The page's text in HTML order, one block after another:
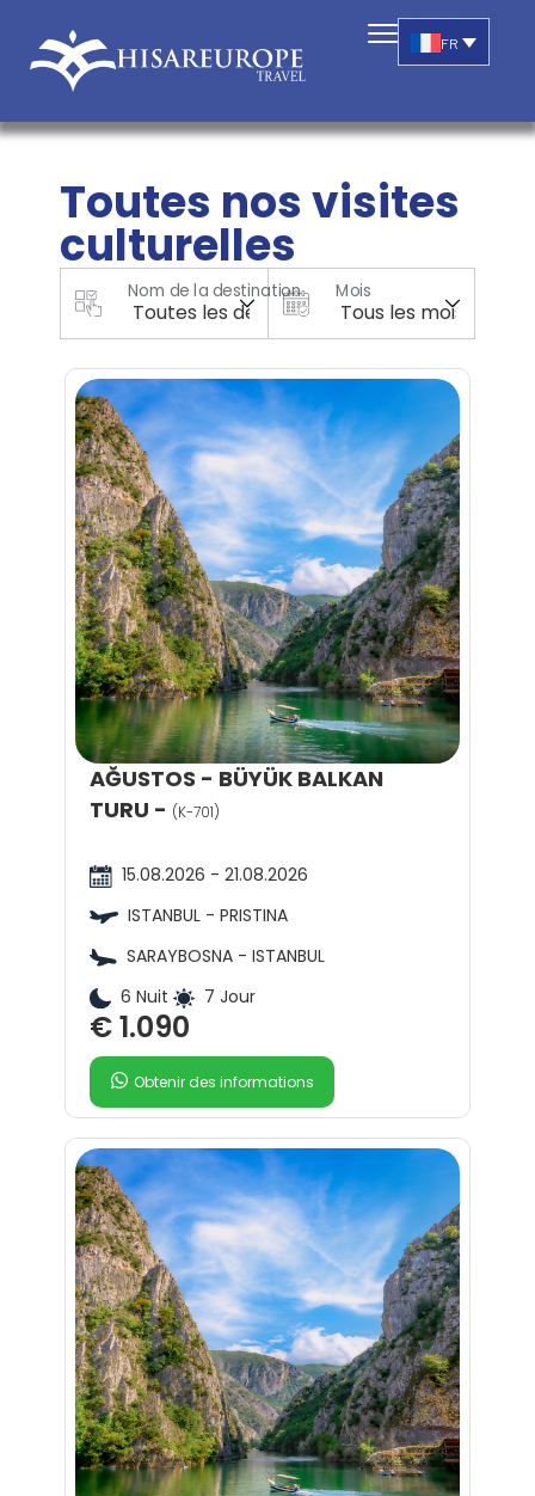
FR
Toutes nos visites
culturelles
Nom de la destination Mois
AĞUSTOS - BÜYÜK BALKAN
TURU - (K-701)
15.08.2026 - 21.08.2026
ISTANBUL - PRISTINA
SARAYBOSNA - ISTANBUL
6 Nuit
7 Jour
€ 1.090
Obtenir des informations